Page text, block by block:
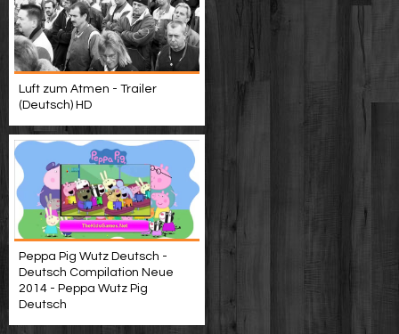
Luft zum Atmen - Trailer
(Deutsch) HD
Peppa Pig Wutz Deutsch -
Deutsch Compilation Neue
2014 - Peppa Wutz Pig
Deutsch